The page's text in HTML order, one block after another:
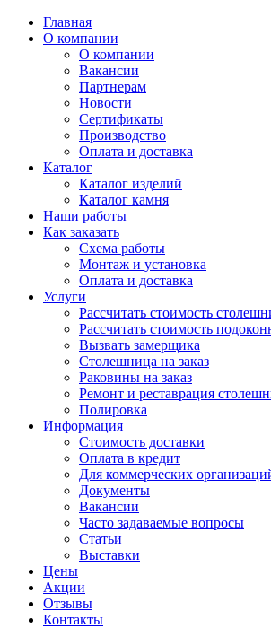
Главная
О компании
О компании
Вакансии
Партнерам
Новости
Сертификаты
Производство
Оплата и доставка
Каталог
Каталог изделий
Каталог камня
Наши работы
Как заказать
Схема работы
Монтаж и установка
Оплата и доставка
Услуги
Рассчитать стоимость
Рассчитать стоимость
Вызвать замерщика
Столешница на заказ
Раковины на заказ
Ремонт и реставрация
Полировка
Информация
Стоимость доставки
Оплата в кредит
Для коммерческих
Документы
Вакансии
Часто задаваемые вопросы
Статьи
Выставки
Цены
Акции
Отзывы
Контакты